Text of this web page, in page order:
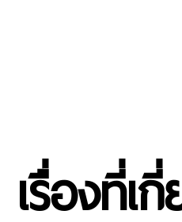
เรื่องที่เ